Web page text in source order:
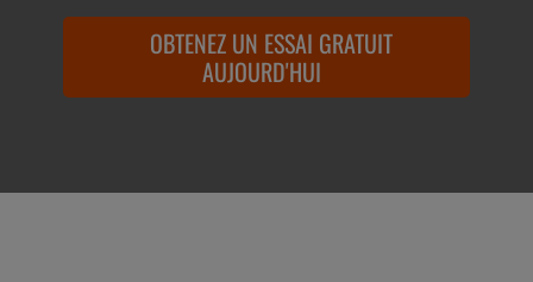
OBTENEZ UN ESSAI GRATUIT
AUJOURD'HUI